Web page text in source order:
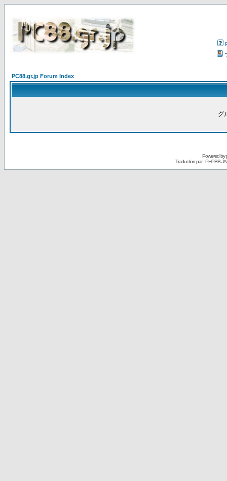
PC88.gr.jp Forum Index
グ
Powered by
Traduction par : PHPBB